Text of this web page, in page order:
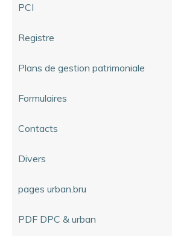
PCI
Registre
Plans de gestion patrimoniale
Formulaires
Contacts
Divers
pages urban.bru
PDF DPC & urban